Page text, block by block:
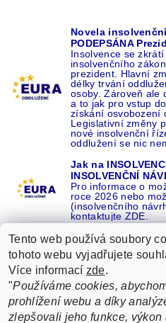
Novela
PODEPSÁNA
Insolvence se
insolvenčního
prezident. Hlavní
délky trvání
osoby. Zároveň ale
a to jak pro vstup
získání osvobození
Legislativní změny
nové insolvenční
oddlužení se nic
Jak na
INSOLVENČNÍ
Pro informace o
roce 2026 nebo
(insolvenčního
kontaktujte ZDE.
Recenze o NÁS na GOOGLE
Recenze o NÁS
ŽÁDEJTE život BEZ
Tento web používá soubory
tohoto webu vyjadřujete
Více informací zde.
"Používáme cookies,
prohlížení webu a díky
zlepšovali jeho funkce, výkon